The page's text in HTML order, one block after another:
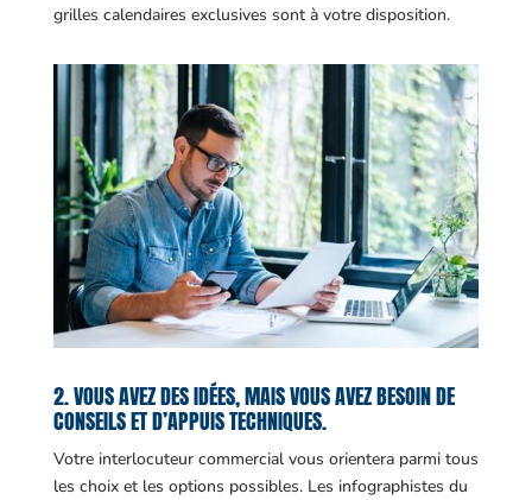
grilles calendaires exclusives sont à votre disposition.
2. VOUS AVEZ DES IDÉES, MAIS VOUS AVEZ BESOIN DE
CONSEILS ET D’APPUIS TECHNIQUES.
Votre interlocuteur commercial vous orientera parmi tous
les choix et les options possibles. Les infographistes du